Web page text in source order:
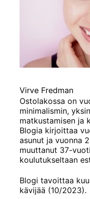
Virve Fredman
Ostolakossa on
minimalismin,
matkustamisen ja
Blogia kirjoittaa
asunut ja vuonna
muuttanut 37-
koulutukseltaan
Blogi tavoittaa
kävijää (10/2023).